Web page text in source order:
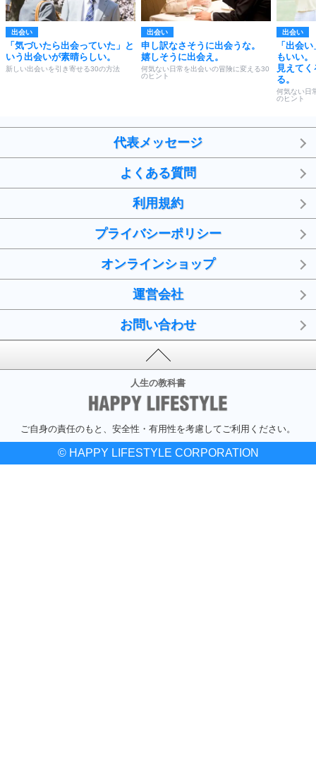
出会い
「気づいたら出会っていた」と
いう出会いが素晴らしい。
新しい出会いを引き寄せる30の方法
出会い
申し訳なさそうに出会うな。
嬉しそうに出会え。
何気ない日常を出会いの冒険に変える30
のヒント
出会い
「出会
もいい。
見えて
る。
何気ない日
のヒント
代表メッセージ
よくある質問
利用規約
プライバシーポリシー
オンラインショップ
運営会社
お問い合わせ
人生の教科書
ご自身の責任のもと、安全性・有用性を考慮してご利用ください。
© HAPPY LIFESTYLE CORPORATION